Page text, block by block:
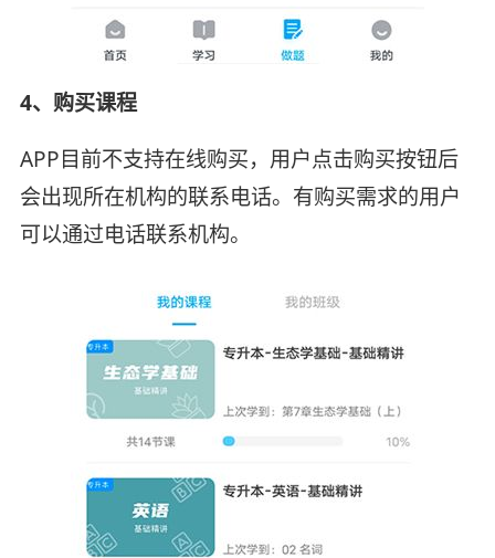
4、购买课程
APP目前不支持在线购买，用户点击购买按钮后
会出现所在机构的联系电话。有购买需求的用户
可以通过电话联系机构。